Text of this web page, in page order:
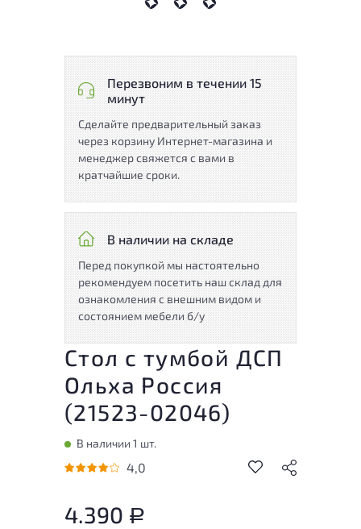
Перезвоним в течении 15
минут
Сделайте предварительный заказ
через корзину Интернет-магазина и
менеджер свяжется с вами в
кратчайшие сроки.
В наличии на складе
Перед покупкой мы настоятельно
рекомендуем посетить наш склад для
ознакомления с внешним видом и
состоянием мебели б/у
Стол с тумбой ДСП
Ольха Россия
(21523-02046)
В наличии 1 шт.
4,0
4.390 Р